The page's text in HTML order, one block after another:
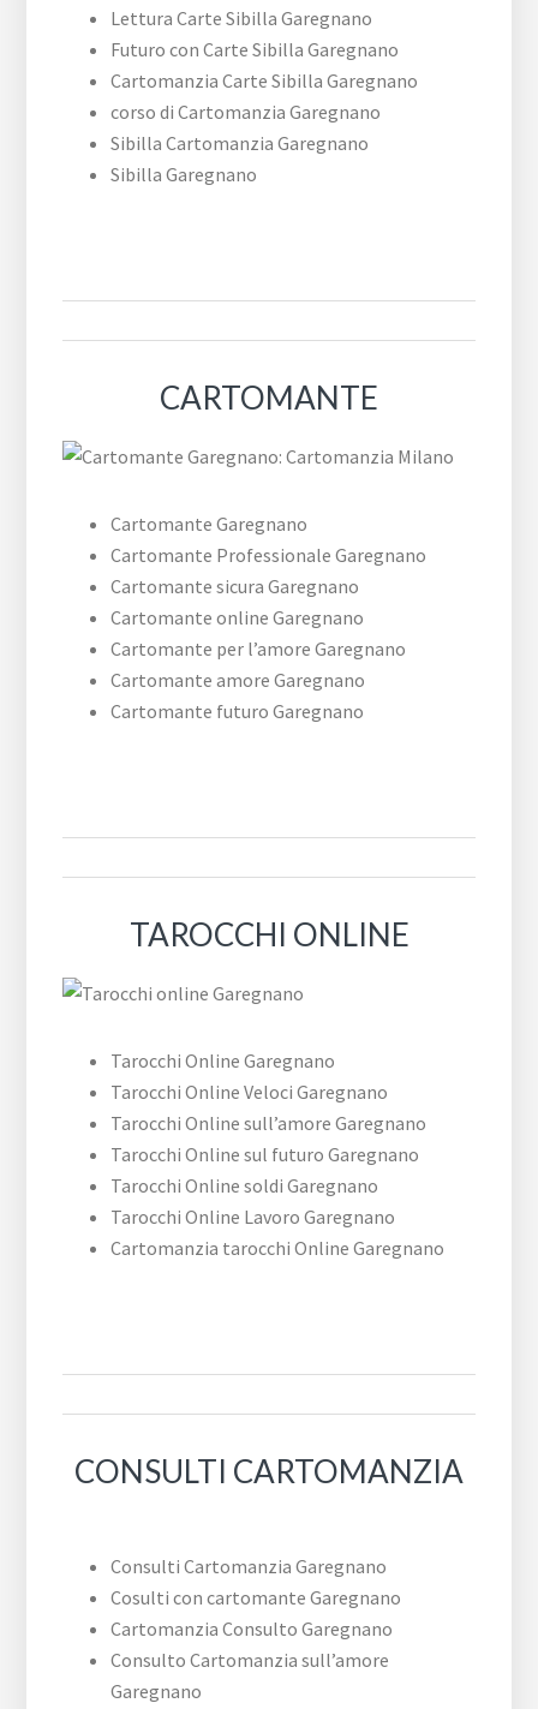
Lettura Carte Sibilla Garegnano
Futuro con Carte Sibilla Garegnano
Cartomanzia Carte Sibilla Garegnano
corso di Cartomanzia Garegnano
Sibilla Cartomanzia Garegnano
Sibilla Garegnano
CARTOMANTE
Cartomante Garegnano
Cartomante Professionale Garegnano
Cartomante sicura Garegnano
Cartomante online Garegnano
Cartomante per l’amore Garegnano
Cartomante amore Garegnano
Cartomante futuro Garegnano
TAROCCHI ONLINE
Tarocchi Online Garegnano
Tarocchi Online Veloci Garegnano
Tarocchi Online sull’amore Garegnano
Tarocchi Online sul futuro Garegnano
Tarocchi Online soldi Garegnano
Tarocchi Online Lavoro Garegnano
Cartomanzia tarocchi Online Garegnano
CONSULTI CARTOMANZIA
Consulti Cartomanzia Garegnano
Cosulti con cartomante Garegnano
Cartomanzia Consulto Garegnano
Consulto Cartomanzia sull’amore
Garegnano